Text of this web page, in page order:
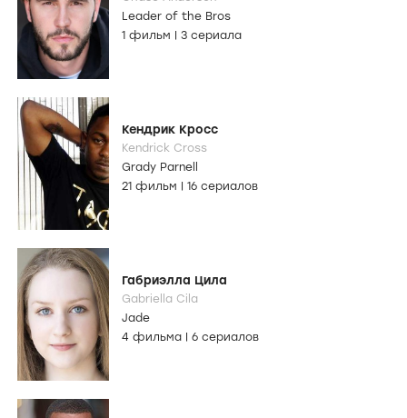
Leader of the Bros
1 фильм
3 сериала
Кендрик Кросс
Kendrick Cross
Grady Parnell
21 фильм
16 сериалов
Габриэлла Цила
Gabriella Cila
Jade
4 фильма
6 сериалов